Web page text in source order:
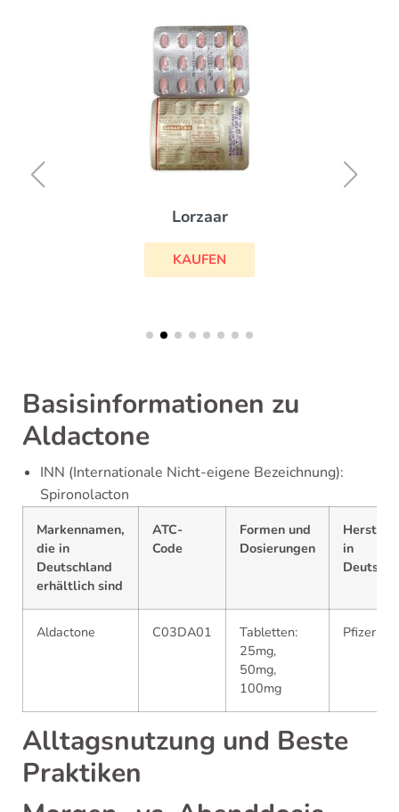
Lorzaar
KAUFEN
Basisinformationen zu
Aldactone
INN (Internationale Nicht-eigene Bezeichnung):
Spironolacton
Markennamen,
die in
Deutschland
erhältlich sind
ATC-
Code
Formen und
Dosierungen
in
Aldactone C03DA01
Tabletten:
25mg,
50mg,
100mg
Pfizer
Alltagsnutzung und Beste
Praktiken